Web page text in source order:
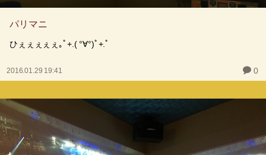
パリマニ
ひぇぇぇぇぇ｡ﾟ+.( °∀°)ﾟ+.ﾟ
2016.01.29 19:41 0